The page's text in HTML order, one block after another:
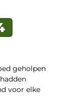
geholpen
voor elke